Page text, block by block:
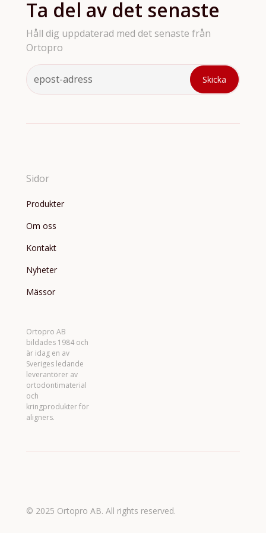
Ta del av det senaste
Håll dig uppdaterad med det senaste från
Ortopro
Sidor
Produkter
Om oss
Kontakt
Nyheter
Mässor
Ortopro AB
bildades 1984 och
är idag en av
Sveriges ledande
leverantörer av
ortodontimaterial
och
kringprodukter för
aligners.
© 2025 Ortopro AB. All rights reserved.